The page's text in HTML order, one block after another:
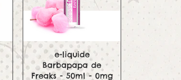
Aperçu rapide
e-liquide
Barbapapa de
Freaks - 50ml - 0mg